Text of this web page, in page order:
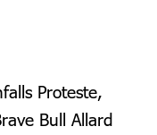
Proteste,
Bull Allard